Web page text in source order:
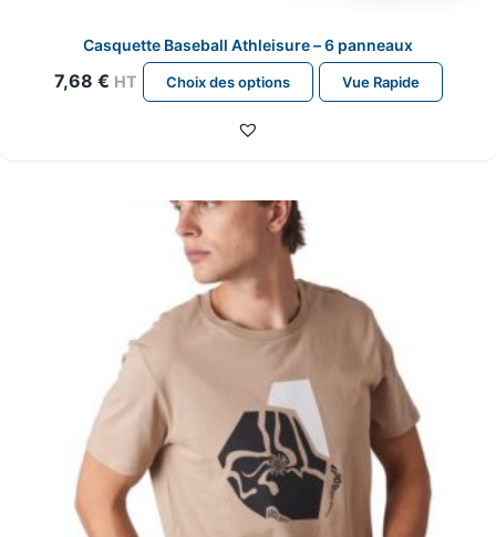
Casquette Baseball Athleisure – 6 panneaux
7,68 € HT Choix des options
Ce
produit
être
choisies
page
du
produit
Vue Rapide